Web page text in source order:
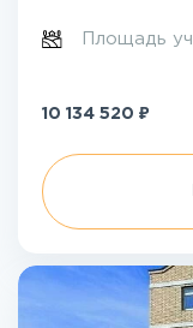
Площадь
10 134 520 ₽